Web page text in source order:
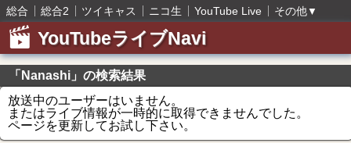
総合 総合2 ツイキャス ニコ生 YouTube Live その他▼
YouTubeライブNavi
「Nanashi」の検索結果
放送中のユーザーはいません。
またはライブ情報が一時的に取得できませんでした。
ページを更新してお試し下さい。